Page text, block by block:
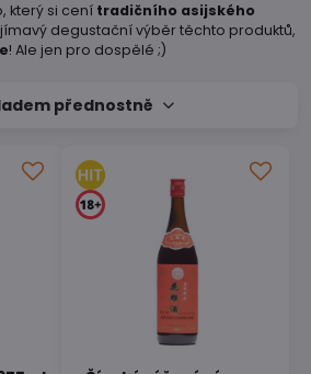
který si cení tradičního asijského
degustační výběr těchto produktů,
! Ale jen pro dospělé ;)
přednostně